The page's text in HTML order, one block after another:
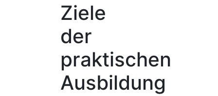
Ziele
der
praktischen
Ausbildung